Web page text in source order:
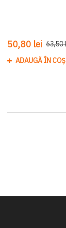
50,80 lei 63,50
ADAUGĂ ÎN COȘ